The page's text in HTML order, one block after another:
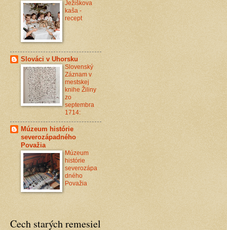
Ježiškova
kaša -
recept
Slováci v Uhorsku
Slovenský
Záznam v
mestskej
knihe Žiliny
zo
septembra
1714:
Múzeum histórie
severozápadného
Považia
Múzeum
histórie
severozápa
dného
Považia
Cech starých remesiel